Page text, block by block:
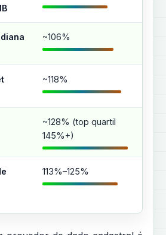
~106%
~118%
~128% (top quartil
145%+)
113%–125%